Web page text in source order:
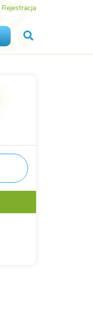
Rejestracja